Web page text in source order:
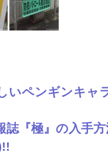
いペンギンキャ
誌『極』の入手